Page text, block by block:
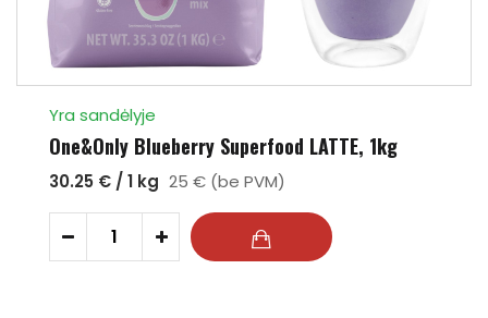
Yra sandėlyje
One&Only Blueberry Superfood LATTE, 1kg
30.25 € / 1 kg 25 € (be PVM)
- +